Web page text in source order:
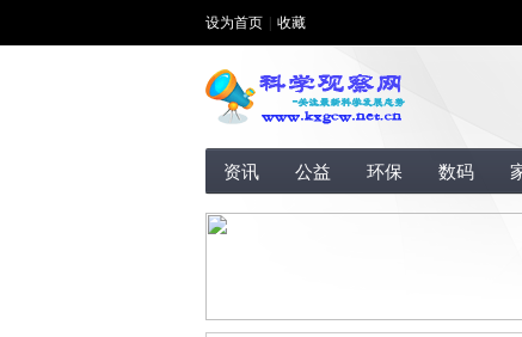
设为首页 收藏
资讯 公益 环保 数码